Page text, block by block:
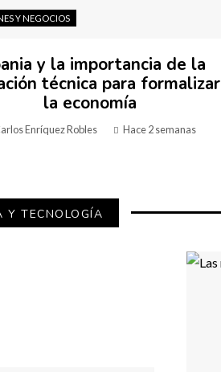
Y NEGOCIOS
y la importancia de la
técnica para formalizar
la economía
Enríquez Robles Hace 2 semanas
Y TECNOLOGÍA